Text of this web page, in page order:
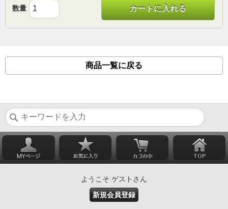
数量 カートに入れる
商品一覧に戻る
ようこそ ゲストさん
新規会員登録